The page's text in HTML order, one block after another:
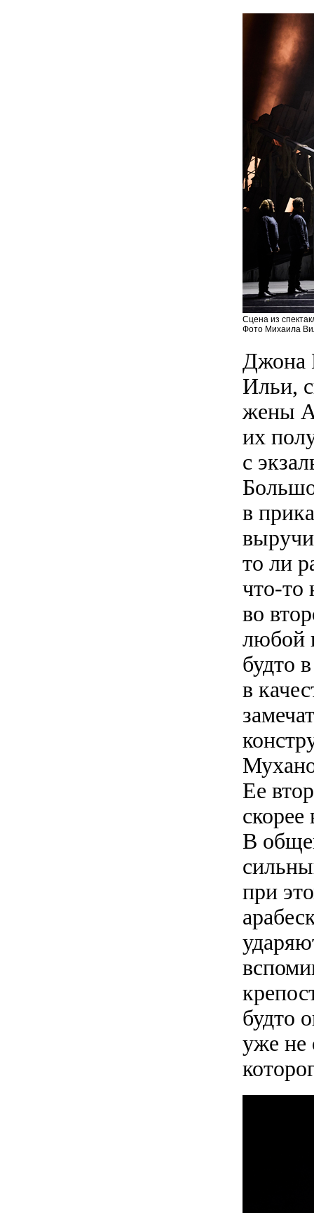
Сцена из
Фото Михаила
Джона
Ильи,
жены
их
с
в
то ли
что-то
во
любой
будто
в
Ее
В
при
будто
уже не